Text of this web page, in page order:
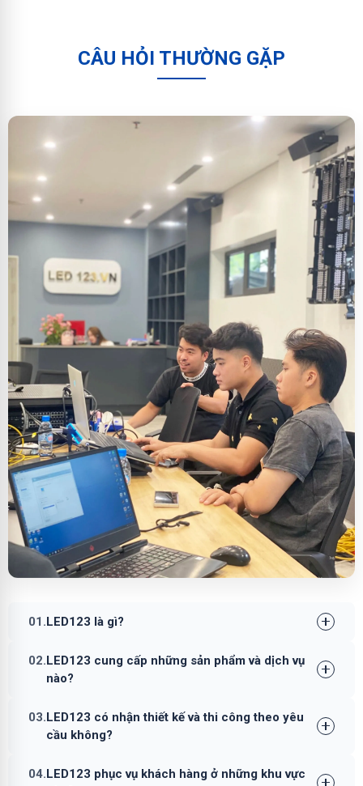
CÂU HỎI THƯỜNG GẶP
01.LED123 là gì?
02.LED123 cung cấp những sản phẩm và dịch vụ
nào?
03.LED123 có nhận thiết kế và thi công theo yêu
cầu không?
04.LED123 phục vụ khách hàng ở những khu vực